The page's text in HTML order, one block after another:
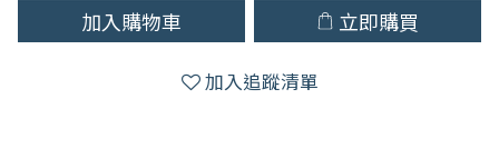
加入購物車 立即購買
加入追蹤清單